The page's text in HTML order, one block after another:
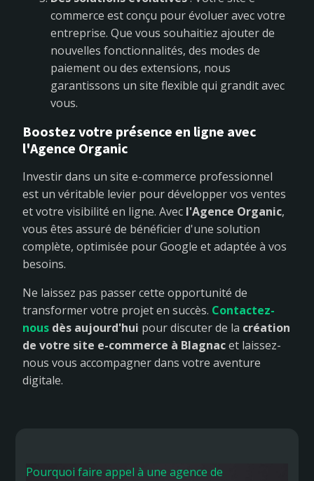
commerce est conçu pour évoluer avec votre
entreprise. Que vous souhaitiez ajouter de
nouvelles fonctionnalités, des modes de
paiement ou des extensions, nous
garantissons un site flexible qui grandit avec
vous.
Boostez votre présence en ligne avec
l'Agence Organic
Investir dans un site e-commerce professionnel
est un véritable levier pour développer vos ventes
et votre visibilité en ligne. Avec l'Agence Organic,
vous êtes assuré de bénéficier d'une solution
complète, optimisée pour Google et adaptée à vos
besoins.
Ne laissez pas passer cette opportunité de
transformer votre projet en succès. Contactez-
nous dès aujourd'hui pour discuter de la création
de votre site e-commerce à Blagnacet laissez-
nous vous accompagner dans votre aventure
digitale.
Pourquoi faire appel à une agence de